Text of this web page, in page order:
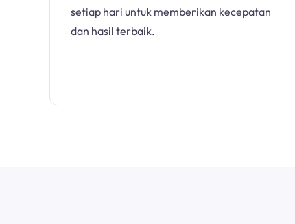
setiap hari untuk memberikan kecepatan
dan hasil terbaik.